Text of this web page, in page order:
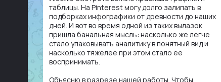
таблицы. На Pinterest могу долго залипать в
подборках инфографики от древности до наших
дней. И вот во время одной из таких вылазок
пришла банальная мысль: насколько же легче
стало упаковывать аналитику в понятный вид и
насколько тяжелее при этом стало ее
воспринимать.
Объясню в разрезе нашей работы. Чтобы